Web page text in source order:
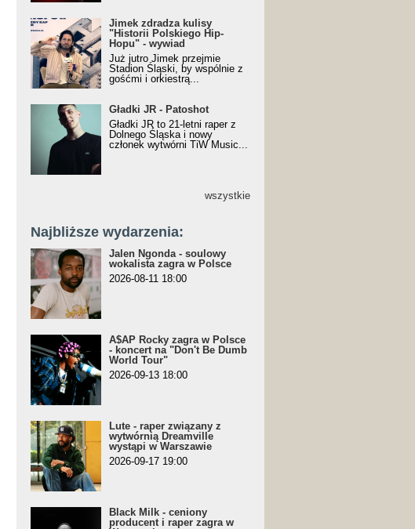
Jimek zdradza kulisy "Historii
Polskiego Hip-Hopu" - wywiad
Jimek zdradza kulisy
"Historii Polskiego Hip-
Hopu" - wywiad
Już jutro Jimek przejmie
Stadion Śląski, by wspólnie z
gośćmi i orkiestrą...
Gładki JR - Patoshot
Gładki JR - Patoshot
Gładki JR to 21-letni raper z
Dolnego Śląska i nowy
członek wytwórni TiW Music...
wszystkie
Najbliższe wydarzenia:
Jalen Ngonda - soulowy
wokalista zagra w Polsce
2026-08-11 18:00
A$AP Rocky zagra w Polsce
- koncert na "Don't Be Dumb
World Tour"
2026-09-13 18:00
Lute - raper związany z
wytwórnią Dreamville
wystąpi w Warszawie
2026-09-17 19:00
Black Milk - ceniony
producent i raper zagra w